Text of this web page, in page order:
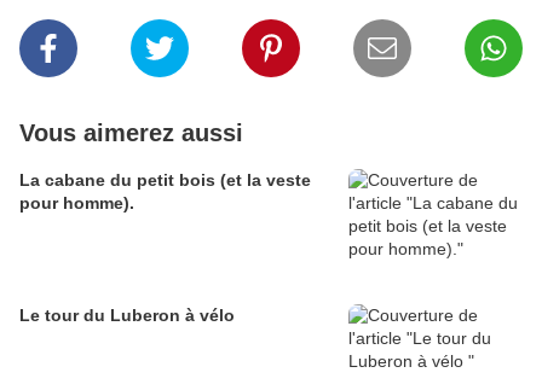
Vous aimerez aussi
La cabane du petit bois (et la veste
pour homme).
Le tour du Luberon à vélo